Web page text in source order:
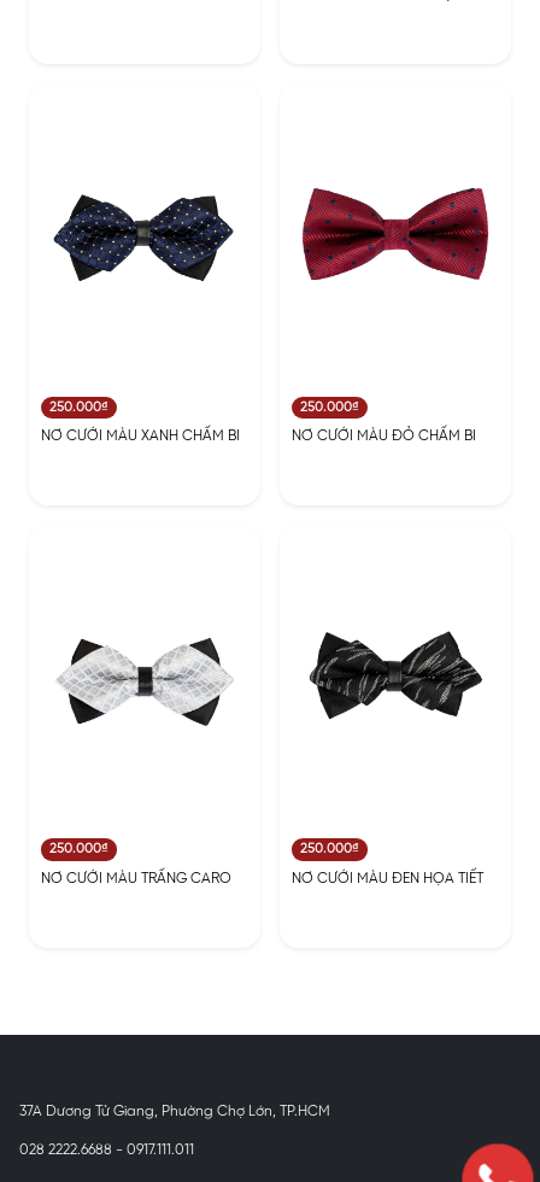
250.000₫
NƠ CƯỚI MÀU XANH CHẤM BI
250.000₫
NƠ CƯỚI MÀU ĐỎ CHẤM BI
250.000₫
NƠ CƯỚI MÀU TRẤNG CARO
250.000₫
NƠ CƯỚI MÀU ĐEN HỌA TIẾT
37A Dương Tử Giang, Phường Chợ Lớn, TP.HCM
028 2222.6688 - 0917.111.011